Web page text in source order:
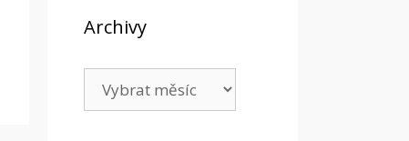
Archivy